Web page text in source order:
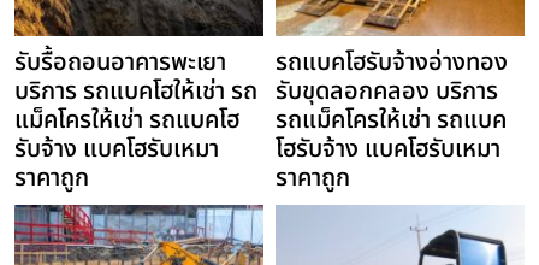
รับรื้อถอนอาคารพะเยา
บริการ รถแบคโฮให้เช่า รถ
แม็คโครให้เช่า รถแบคโฮ
รับจ้าง แบคโฮรับเหมา
ราคาถูก
รถแบคโฮรับจ้างอ่างทอง
รับขุดลอกคลอง บริการ
รถแม็คโครให้เช่า รถแบค
โฮรับจ้าง แบคโฮรับเหมา
ราคาถูก